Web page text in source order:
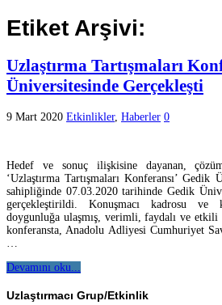
Etiket Arşivi:
Uzlaştırma Tartışmaları
Üniversitesinde Gerçekleşti
9 Mart 2020 Etkinlikler, Haberler 0
Hedef ve sonuç ilişkisine dayanan,
‘Uzlaştırma Tartışmaları Konferansı’
sahipliğinde 07.03.2020 tarihinde Gedik
gerçekleştirildi. Konuşmacı kadrosu ve
doygunluğa ulaşmış, verimli, faydalı ve
konferansta, Anadolu Adliyesi Cumhuriyet
Devamını oku...
Uzlaştırmacı Grup/Etkinlik